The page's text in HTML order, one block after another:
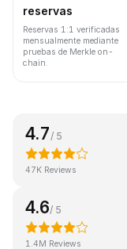
reservas
Reservas 1:1 verificadas
mensualmente mediante
pruebas de Merkle on-
chain.
4.7 / 5
47K Reviews
4.6/ 5
1.4M Reviews